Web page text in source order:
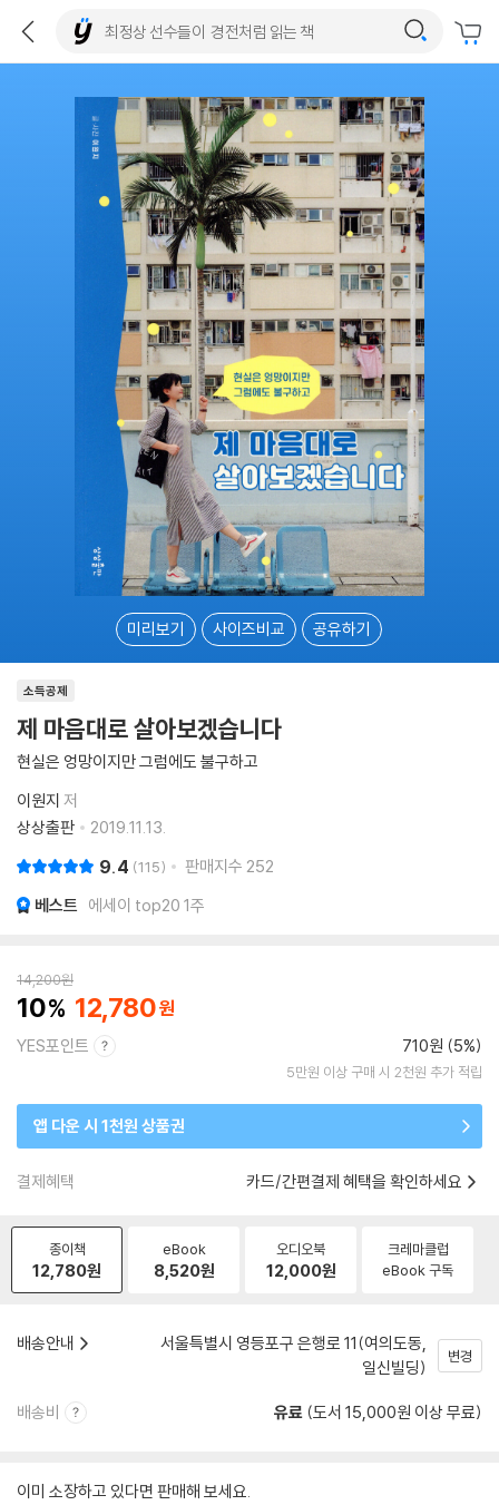
미리보기 사이즈비교 공유하기
소득공제
제 마음대로 살아보겠습니다
현실은 엉망이지만 그럼에도 불구하고
이원지 저
상상출판
2019.11.13.
9.4 115 판매지수 252
베스트 에세이 top20 1주
14,200원
10 12,780
YES포인트 710원 (5%)
5만원 이상 구매 시 2천원 추가 적립
앱 다운 시 1천원 상품권
결제혜택 카드/간편결제 혜택을 확인하세요
종이책
12,780원
eBook
8,520원
오디오북
12,000원
크레마클럽
eBook 구독
배송안내
서울특별시 영등포구 은행로 11(여의도동,
일신빌딩)
변경
배송비 유료 (도서 15,000원 이상 무료)
이미 소장하고 있다면 판매해 보세요.